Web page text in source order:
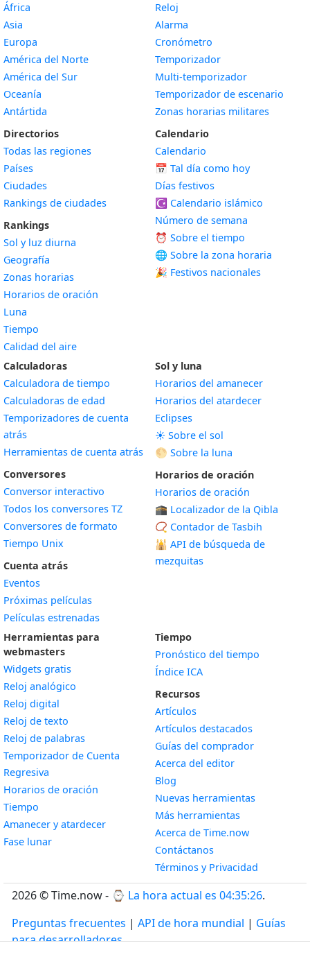
África
Asia
Europa
América del Norte
América del Sur
Oceanía
Antártida
Directorios
Todas las regiones
Países
Ciudades
Rankings de ciudades
Rankings
Sol y luz diurna
Geografía
Zonas horarias
Horarios de oración
Luna
Tiempo
Calidad del aire
Reloj
Alarma
Cronómetro
Temporizador
Multi-temporizador
Temporizador de escenario
Zonas horarias militares
Calendario
Calendario
📅 Tal día como hoy
Días festivos
☪️ Calendario islámico
Número de semana
⏰ Sobre el tiempo
🌐 Sobre la zona horaria
🎉 Festivos nacionales
Calculadoras
Calculadora de tiempo
Calculadoras de edad
Temporizadores de cuenta
atrás
Herramientas de cuenta atrás
Conversores
Conversor interactivo
Todos los conversores TZ
Conversores de formato
Tiempo Unix
Cuenta atrás
Eventos
Próximas películas
Películas estrenadas
Sol y luna
Horarios del amanecer
Horarios del atardecer
Eclipses
☀️ Sobre el sol
🌕 Sobre la luna
Horarios de oración
Horarios de oración
🕋 Localizador de la Qibla
📿 Contador de Tasbih
🕌 API de búsqueda de
mezquitas
Herramientas para
webmasters
Widgets gratis
Reloj analógico
Reloj digital
Reloj de texto
Reloj de palabras
Temporizador de Cuenta
Regresiva
Horarios de oración
Tiempo
Amanecer y atardecerWidget
Fase lunarWidget
Tiempo
Pronóstico del tiempo
Índice ICA
Recursos
Artículos
Artículos destacados
Guías del comprador
Acerca del editor
Blog
Nuevas herramientas
Más herramientas
Acerca de Time.now
Contáctanos
Términos y Privacidad
2026 © Time.now - ⌚ La hora actual es 04:35:26.
Preguntas frecuentes | API de hora mundial | Guías
para desarrolladores